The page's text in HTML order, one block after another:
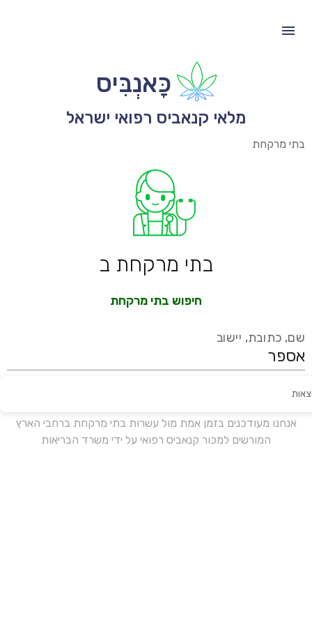
כָּאנְבִּיס
מלאי קנאביס רפואי ישראל
בתי מרקחת
בתי מרקחת ב
חיפוש בתי מרקחת
שם, כתובת, יישוב
אנחנו מעודכנים בזמן אמת מול עשרות בתי מרקחת ברחבי הארץ
המורשים למכור קנאביס רפואי על ידי משרד הבריאות